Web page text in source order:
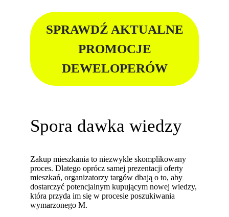
SPRAWDŹ AKTUALNE
PROMOCJE
DEWELOPERÓW
Spora dawka wiedzy
Zakup mieszkania to niezwykle skomplikowany
proces. Dlatego oprócz samej prezentacji oferty
mieszkań, organizatorzy targów dbają o to, aby
dostarczyć potencjalnym kupującym nowej wiedzy,
która przyda im się w procesie poszukiwania
wymarzonego M.